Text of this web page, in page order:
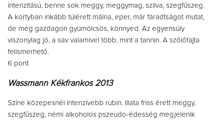
intenzitású, benne sok meggy, meggymag, szilva, szegfűszeg.
A kortyban inkább túlérett málna, eper, már fáradtságot mutat,
de még gazdagon gyümölcsös, könnyed. Az egyensúly
viszonylag jó, a sav valamivel több, mint a tannin. A szőlőfajta
felismerhető.
6 pont
Wassmann Kékfrankos 2013
Színe közepesnél intenzívebb rubin. Illata friss érett meggy,
szegfűszeg, némi alkoholos pszeudo-édesség megjelenik